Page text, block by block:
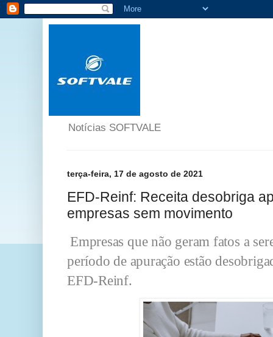
Notícias SOFTVALE
terça-feira, 17 de agosto de 2021
EFD-Reinf: Receita desobriga
empresas sem movimento
Empresas que não geram fatos a
período de apuração estão
EFD-Reinf.